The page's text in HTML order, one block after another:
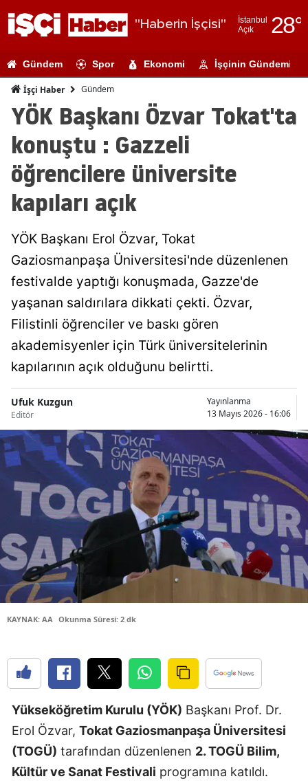
"Haberin İşçisi"
İstanbul
Açık
28°
Adıyaman
Ağrı
Aydın
Bingöl
Bolu
Burdur
Bursa
Çanakkale
Çankırı
Çorum
Denizli
Diyarbakır
Elazığ
Erzincan
Erzurum
Eskişehir
Gaziantep
Gündem Spor Ekonomi İşçinin Gündemi
İşçi Haber Gündem
YÖK Başkanı Özvar Tokat'ta
konuştu : Gazzeli
öğrencilere üniversite
kapıları açık
YÖK Başkanı Erol Özvar, Tokat
Gaziosmanpaşa Üniversitesi'nde düzenlenen
festivalde yaptığı konuşmada, Gazze'de
yaşanan saldırılara dikkati çekti. Özvar,
Filistinli öğrenciler ve baskı gören
akademisyenler için Türk üniversitelerinin
kapılarının açık olduğunu belirtti.
Ufuk Kuzgun
Editör
Yayınlanma
13 Mayıs 2026 - 16:06
KAYNAK: AA Okunma Süresi: 2 dk
Yükseköğretim Kurulu (YÖK) Başkanı Prof. Dr.
Erol Özvar, Tokat Gaziosmanpaşa Üniversitesi
(TOGÜ) tarafından düzenlenen 2. TOGÜ Bilim,
Kültür ve Sanat Festivali programına katıldı.